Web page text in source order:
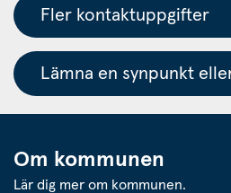
Fler kontaktuppgifter
Lämna en synpunkt
Om kommunen
Lär dig mer om kommunen.